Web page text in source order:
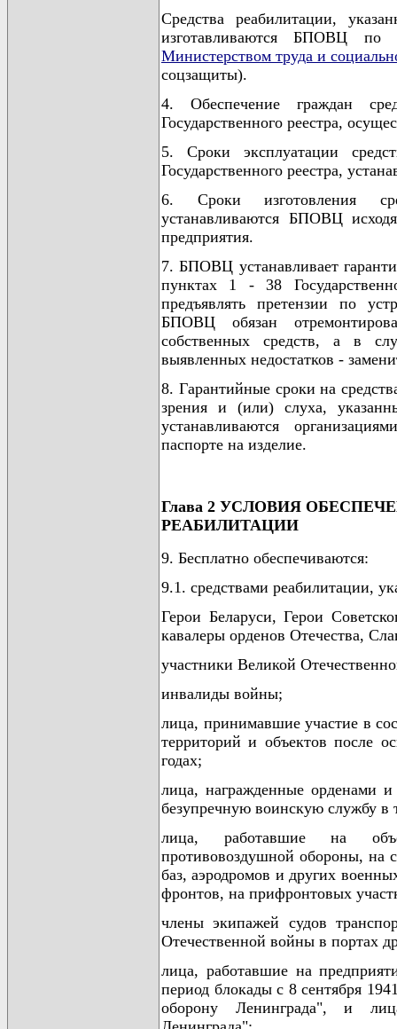
Средства реабилитации,
изготавливаются БПОВЦ по
Министерством труда и
соцзащиты).
4. Обеспечение граждан
Государственного реестра,
5. Сроки эксплуатации
Государственного реестра,
6. Сроки изготовления
устанавливаются БПОВЦ
предприятия.
7. БПОВЦ устанавливает
пунктах 1 - 38
предъявлять претензии по
БПОВЦ обязан
собственных средств, а в
выявленных недостатков -
8. Гарантийные сроки на
зрения и (или) слуха,
устанавливаются
паспорте на изделие.
Глава 2 УСЛОВИЯ
РЕАБИЛИТАЦИИ
9. Бесплатно обеспечиваются:
9.1. средствами реабилитации,
Герои Беларуси, Герои
кавалеры орденов Отечества,
участники Великой
инвалиды войны;
лица, принимавшие участие в
территорий и объектов после
годах;
лица, награжденные орденами
безупречную воинскую службу
лица, работавшие на
противовоздушной обороны, на
баз, аэродромов и других
фронтов, на прифронтовых
члены экипажей судов
Отечественной войны в портах
лица, работавшие на
период блокады с 8 сентября
оборону Ленинграда", и